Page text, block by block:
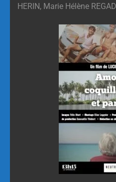
HERIN, Marie Hélène